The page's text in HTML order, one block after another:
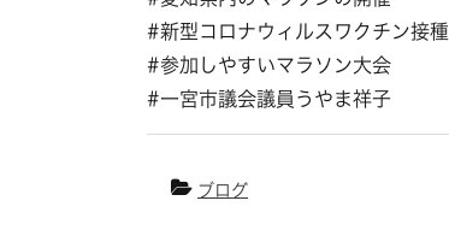
#新型コロナウィルスワクチン接種
#参加しやすいマラソン大会
#一宮市議会議員うやま祥子
ブログ